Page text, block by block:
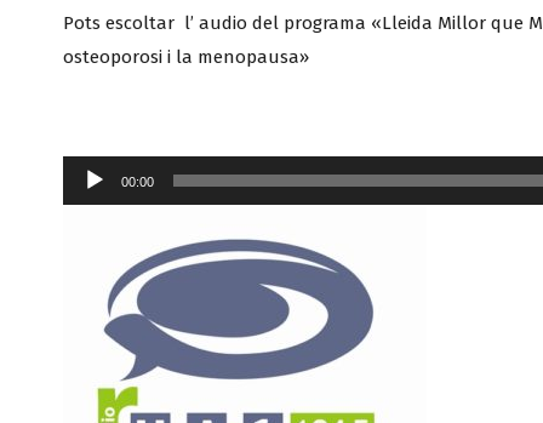
Pots escoltar l’ audio del programa «Lleida Millor que
osteoporosi i la menopausa»
Reproductor
de
00:00